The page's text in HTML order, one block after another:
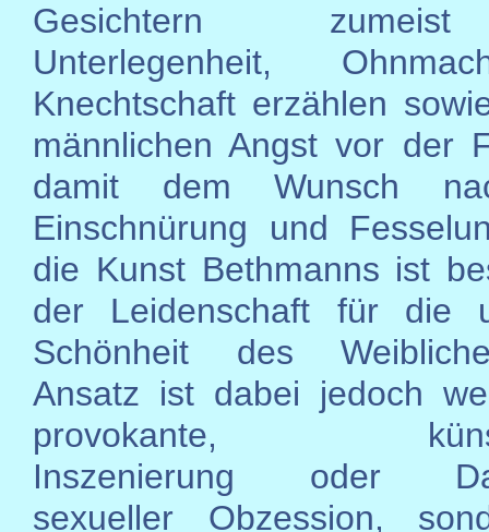
Gesichtern
Unterlegenheit,
Knechtschaft erzählen
männlichen Angst vor der
damit dem Wunsch
Einschnürung und
die Kunst Bethmanns ist
der Leidenschaft für die
Schönheit des
Ansatz ist dabei jedoch
provokante,
Inszenierung oder
sexueller Obzession,